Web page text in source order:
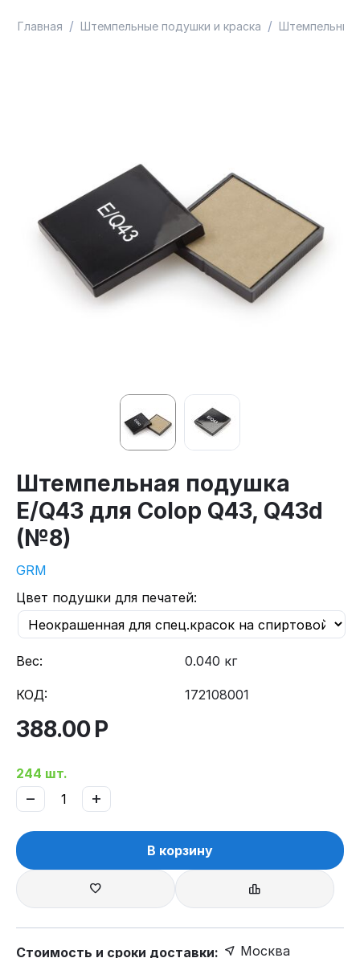
Главная / Штемпельные подушки и краска / Штемпельные
Штемпельная подушка
E/Q43 для Colop Q43, Q43d
(№8)
GRM
Цвет подушки для печатей:
Вес: 0.040 кг
КОД: 172108001
388.00Р
244 шт.
+
−
В корзину
Стоимость и сроки доставки:
Москва